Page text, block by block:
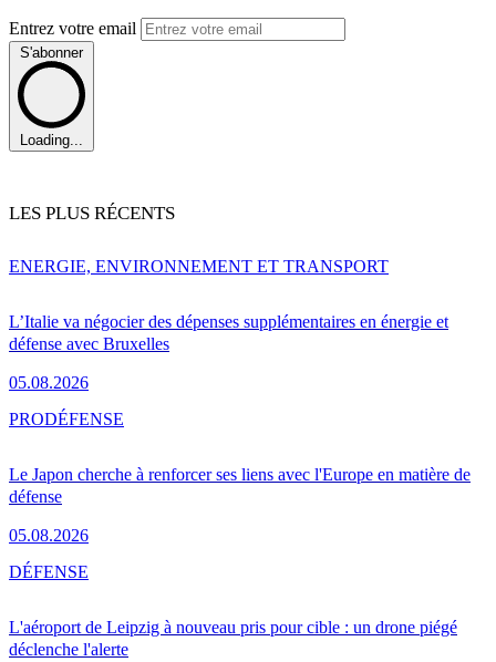
Entrez votre email
S'abonner
Loading...
LES PLUS RÉCENTS
L’Italie va négocier des dépenses supplémentaires en énergie et
défense avec Bruxelles
05.08.2026
ENERGIE, ENVIRONNEMENT ET TRANSPORT
Le Japon cherche à renforcer ses liens avec l'Europe en matière de
défense
05.08.2026
PRODÉFENSE
L'aéroport de Leipzig à nouveau pris pour cible : un drone piégé
déclenche l'alerte
DÉFENSE